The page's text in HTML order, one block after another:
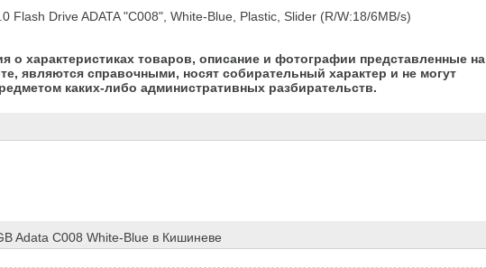
Flash Drive ADATA "C008", White-Blue, Plastic, Slider (R/W:18/6MB/s)
о характеристиках товаров, описание и фотографии представленные на
являются справочными, носят собирательный характер и не могут
каких-либо административных разбирательств.
Adata C008 White-Blue в Кишиневе